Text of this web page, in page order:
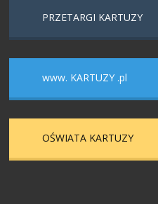
PRZETARGI KARTUZY
www. KARTUZY .pl
OŚWIATA KARTUZY